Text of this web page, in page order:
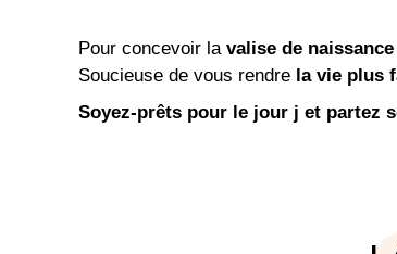
Pour concevoir lavalise de
Soucieuse de vous rendre la vie plus
Soyez-prêts pour le jour j et partez